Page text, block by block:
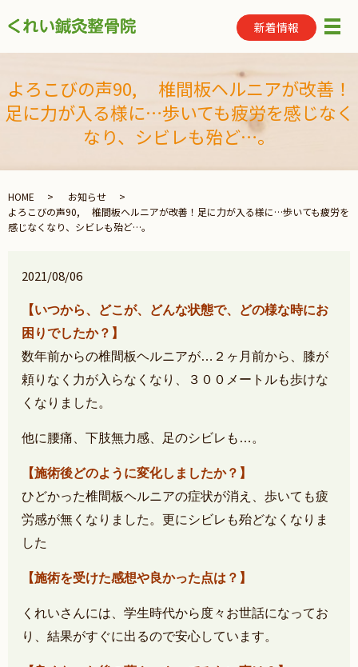
新着情報 メ
よろこびの声90, 椎間板ヘルニアが改善！
足に力が入る様に…歩いても疲労を感じなく
なり、シビレも殆ど…。
HOME
お知らせ
よろこびの声90, 椎間板ヘルニアが改善！足に力が入る様に…歩いても疲労を
感じなくなり、シビレも殆ど…。
2021/08/06
【いつから、どこが、どんな状態で、どの様な時にお
困りでしたか？】
数年前からの椎間板ヘルニアが…２ヶ月前から、 膝が
頼りなく力が入らなくなり、３００メートルも歩けな
くなりました。
他に腰痛、下肢無力感、足のシビレも…。
【施術後どのように変化しましたか？】
ひどかった椎間板ヘルニアの症状が消え、歩いても疲
労感が無くなりました。更にシビレも殆どなくなりま
した
【施術を受けた感想や良かった点は？】
くれいさんには、学生時代から度々お世話になってお
り、結果がすぐに出るので安心しています。